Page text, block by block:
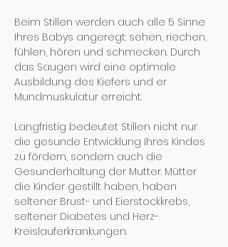
Beim Stillen werden auch alle 5 Sinne
Ihres Babys angeregt: sehen, riechen,
fühlen, hören und schmecken. Durch
das Saugen wird eine optimale
Ausbildung des Kiefers und er
Mundmuskulatur erreicht.
Langfristig bedeutet Stillen nicht nur
die gesunde Entwicklung Ihres Kindes
zu fördern, sondern auch die
Gesunderhaltung der Mutter. Mütter
die Kinder gestillt haben, haben
seltener Brust- und Eierstockkrebs,
seltener Diabetes und Herz-
Kreislauferkrankungen.